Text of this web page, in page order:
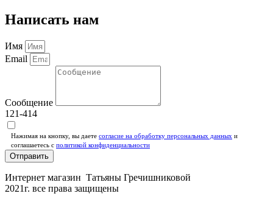
Написать нам
Имя
Email
Сообщение
121-414
Нажимая на кнопку, вы даете согласие на обработку персональных данных и
соглашаетесь c политикой конфиденциальности
Отправить
Интернет магазин Татьяны Гречишниковой
2021г. все права защищены